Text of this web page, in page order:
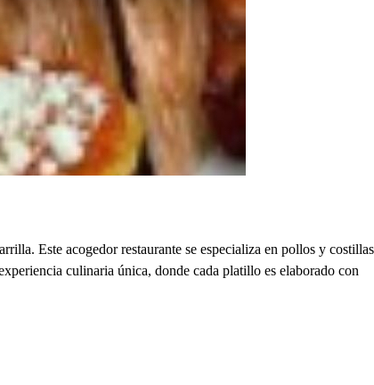
Este acogedor restaurante se especializa en pollos y costillas
culinaria única, donde cada platillo es elaborado con